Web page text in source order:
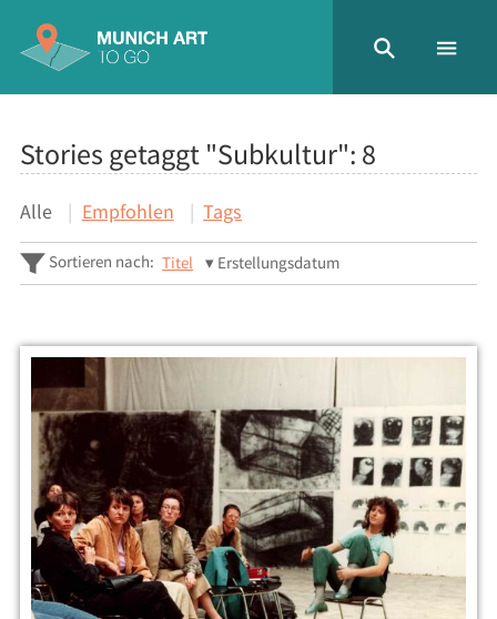
Stories getaggt "Subkultur": 8
Alle Empfohlen Tags
Sortieren nach: Titel Erstellungsdatum